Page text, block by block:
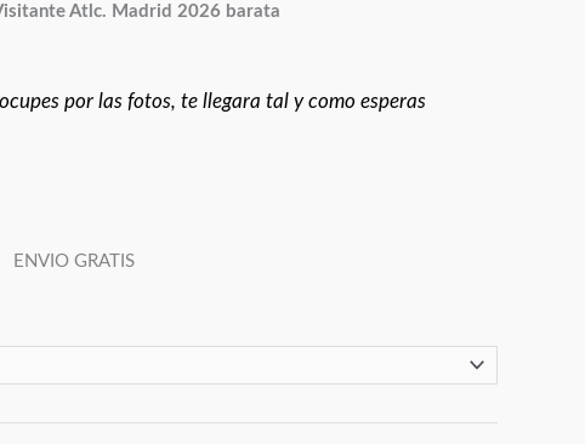
Atlc. Madrid 2026 barata
por las fotos, te llegara tal y como esperas
ENVIO GRATIS